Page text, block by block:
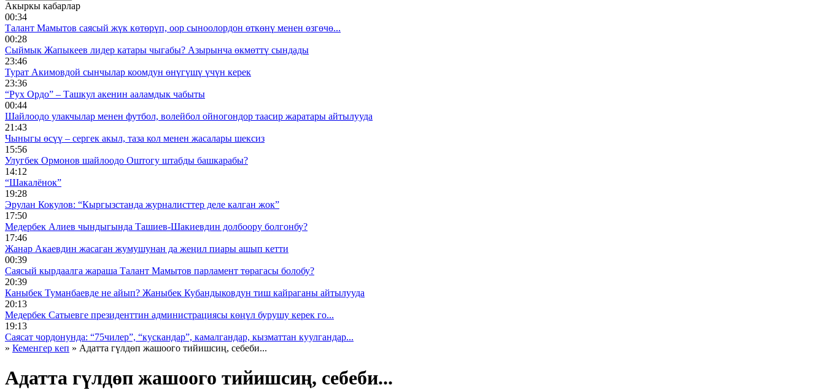
Акыркы кабарлар
00:34
Талант Мамытов саясый жүк көтөрүп, оор сыноолордон өткөнү менен өзгөчө...
00:28
Сыймык Жапыкеев лидер катары чыгабы? Азырынча өкмөттү сындады
23:46
Турат Акимовдой сынчылар коомдун өнүгүшү үчүн керек
23:36
“Рух Ордо” – Ташкул акенин ааламдык чабыты
00:44
Шайлоодо улакчылар менен футбол, волейбол ойногондор таасир жаратары айтылууда
21:43
Чыныгы өсүү – сергек акыл, таза кол менен жасалары шексиз
15:56
Улугбек Ормонов шайлоодо Оштогу штабды башкарабы?
14:12
“Шакалёнок”
19:28
Эрулан Кокулов: “Кыргызстанда журналисттер деле калган жок”
17:50
Медербек Алиев чындыгында Ташиев-Шакиевдин долбоору болгонбу?
17:46
Жанар Акаевдин жасаган жумушунан да жеңил пиары ашып кетти
00:39
Саясый кырдаалга жараша Талант Мамытов парламент төрагасы болобу?
20:39
Каныбек Туманбаевде не айып? Жаныбек Кубандыковдун тиш кайраганы айтылууда
20:13
Медербек Сатыевге президенттин администрациясы көңүл бурушу керек го...
19:13
Саясат чордонунда: “75чилер”, “кускандар”, камалгандар, кызматтан куулгандар...
» Кеменгер кеп » Адатта гүлдөп жашоого тийишсиң, себеби...
Адатта гүлдөп жашоого тийишсиң, себеби...